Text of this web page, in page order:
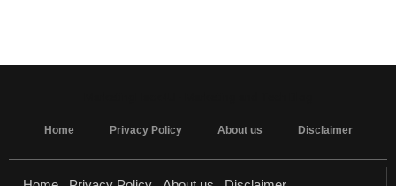
Home Privacy Policy About us Disclaimer